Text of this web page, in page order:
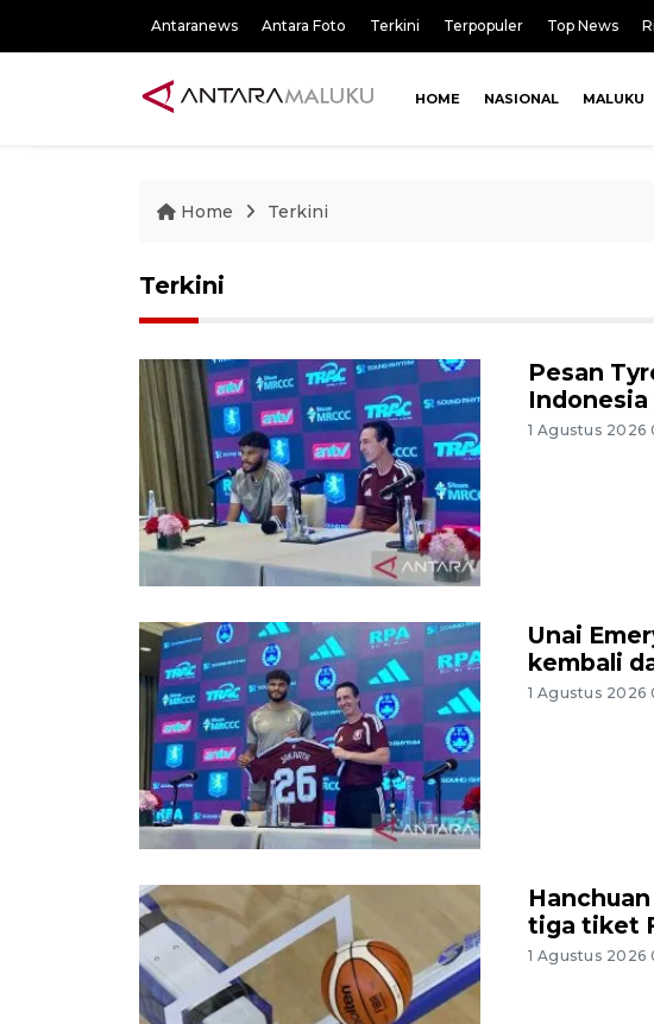
Antaranews Antara Foto Terkini Terpopuler Top News
HOME NASIONAL MALUKU
Home Terkini
Terkini
Pesan
1 Agustus 2026
Unai
kembali
1 Agustus 2026
tiga tiket
1 Agustus 2026